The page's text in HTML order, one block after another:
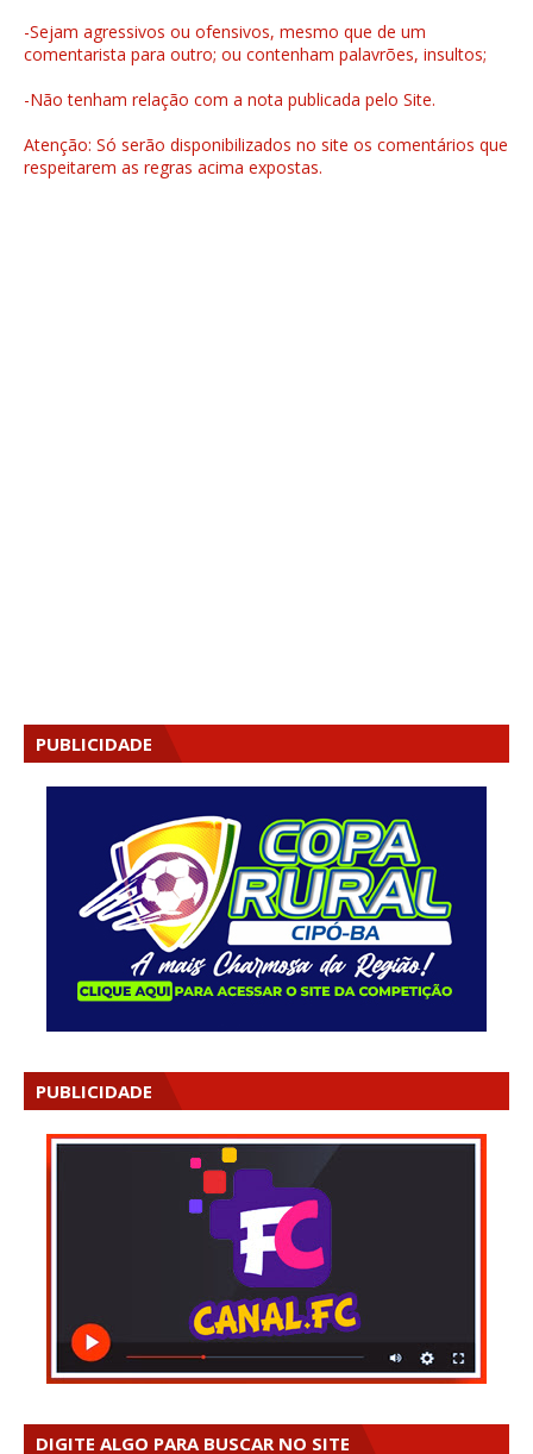
-Sejam agressivos ou ofensivos, mesmo que de um
comentarista para outro; ou contenham palavrões, insultos;
-Não tenham relação com a nota publicada pelo Site.
Atenção: Só serão disponibilizados no site os comentários que
respeitarem as regras acima expostas.
PUBLICIDADE
PUBLICIDADE
DIGITE ALGO PARA BUSCAR NO SITE